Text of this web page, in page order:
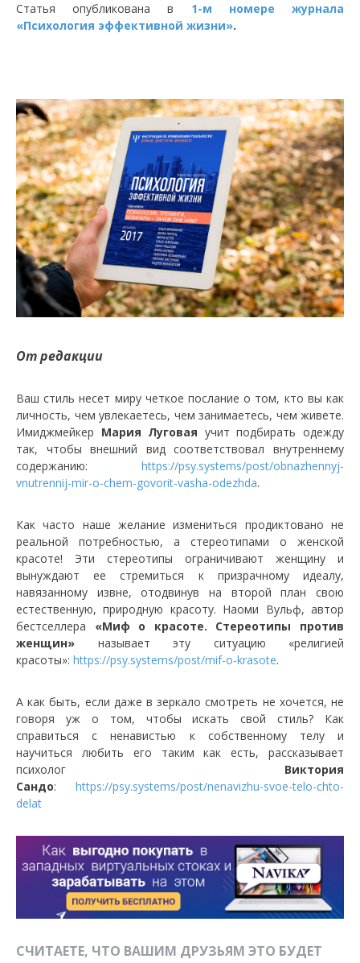
Статья опубликована в
1-м номере журнала
«Психология эффективной жизни».
От редакции
Ваш стиль несет миру четкое послание о том, кто вы как
личность, чем увлекаетесь, чем занимаетесь, чем живете.
Имиджмейкер Мария Луговая учит подбирать одежду
так, чтобы внешний вид соответствовал внутреннему
содержанию: https://psy.systems/post/obnazhennyj-
vnutrennij-mir-o-chem-govorit-vasha-odezhda.
Как часто наше желание измениться продиктовано не
реальной потребностью, а стереотипами о женской
красоте! Эти стереотипы ограничивают женщину и
вынуждают ее стремиться к призрачному идеалу,
навязанному извне, отодвинув на второй план свою
естественную, природную красоту. Наоми Вульф, автор
бестселлера «Миф о красоте. Стереотипы против
женщин» называет эту ситуацию «религией
красоты»: https://psy.systems/post/mif-o-krasote.
А как быть, если даже в зеркало смотреть не хочется, не
говоря уж о том, чтобы искать свой стиль? Как
справиться с ненавистью к собственному телу и
научиться любить его таким как есть, рассказывает
психолог Виктория
Сандо: https://psy.systems/post/nenavizhu-svoe-telo-chto-
delat
СЧИТАЕТЕ, ЧТО ВАШИМ ДРУЗЬЯМ ЭТО БУДЕТ